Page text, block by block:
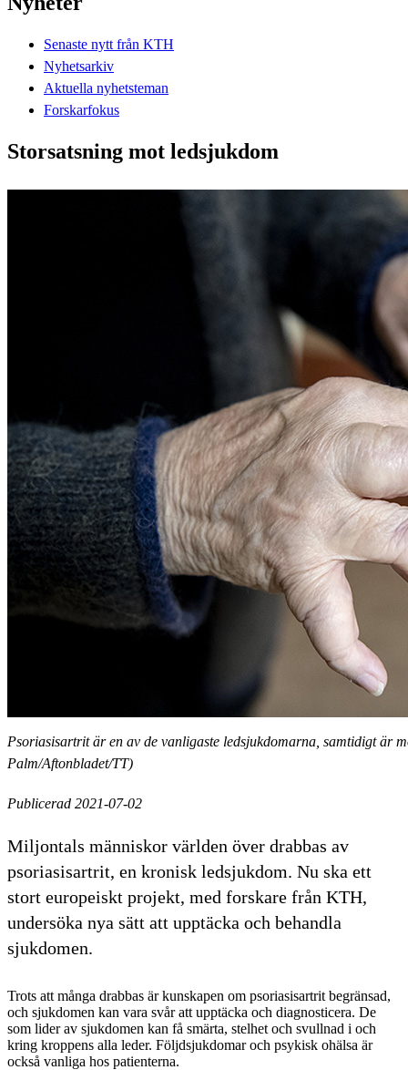
Senaste nytt från KTH
Nyhetsarkiv
Aktuella nyhetsteman
Forskarfokus
Storsatsning mot ledsjukdom
Psoriasisartrit är en av de vanligaste ledsjukdomarna, samtidigt är
Palm/Aftonbladet/TT)
Publicerad 2021-07-02
Miljontals människor världen över drabbas av
psoriasisartrit, en kronisk ledsjukdom. Nu ska ett
stort europeiskt projekt, med forskare från KTH,
undersöka nya sätt att upptäcka och behandla
sjukdomen.
Trots att många drabbas är kunskapen om psoriasisartrit begränsad,
och sjukdomen kan vara svår att upptäcka och diagnosticera. De
som lider av sjukdomen kan få smärta, stelhet och svullnad i och
kring kroppens alla leder. Följdsjukdomar och psykisk ohälsa är
också vanliga hos patienterna.